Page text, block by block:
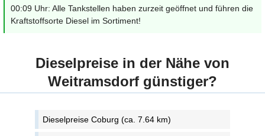
00:09 Uhr: Alle Tankstellen haben zurzeit geöffnet und führen die
Kraftstoffsorte Diesel im Sortiment!
Dieselpreise in der Nähe von
Weitramsdorf günstiger?
Dieselpreise Coburg (ca. 7.64 km)